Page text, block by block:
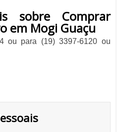
sobre Comprar
em Mogi Guaçu
ou para (19) 3397-6120 ou